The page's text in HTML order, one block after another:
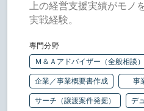
上の経営支援実績がモノ
実戦経験。
専門分野
Ｍ＆Ａアドバイザー（全般相談）
企業／事業概要書作成 事
サーチ（譲渡案件発掘） デ